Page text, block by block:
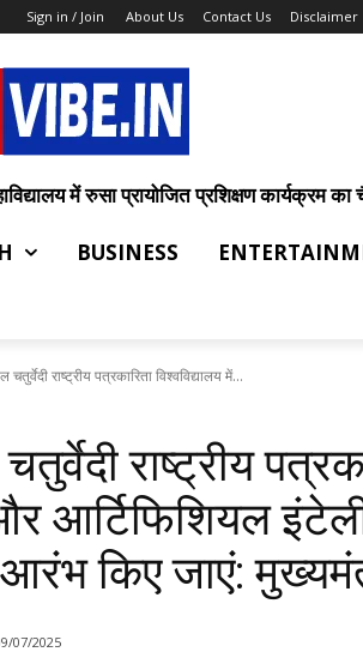
Sign in / Join About Us Contact Us Disclaimer
में रुसा प्रायोजित प्रशिक्षण कार्यक्रम
BUSINESS
चतुर्वेदी राष्ट्रीय पत्रकारिता विश्वविद्यालय में...
राष्ट्रीय
आर्टिफिशियल
किए जाएं:
07/2025